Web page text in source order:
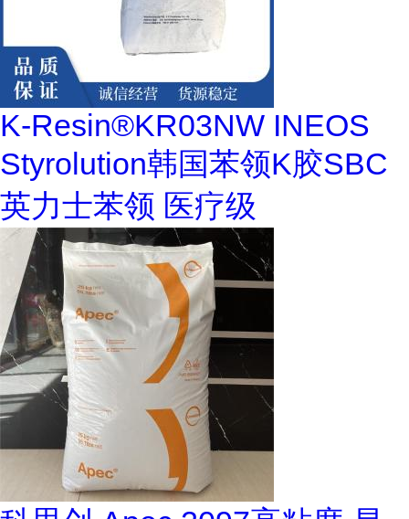
K-Resin®KR03NW INEOS
Styrolution韩国苯领K胶SBC
英力士苯领 医疗级